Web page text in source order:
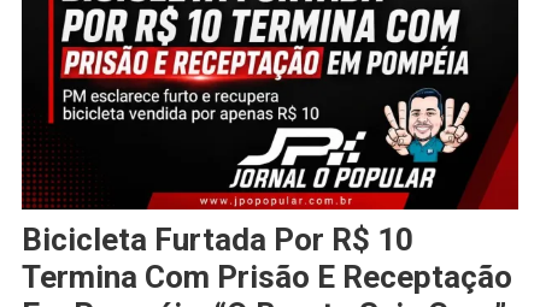
Bicicleta Furtada Por R$ 10
Termina Com Prisão E Receptação